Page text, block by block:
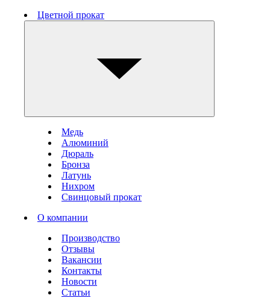
Цветной прокат
Медь
Алюминий
Дюраль
Бронза
Латунь
Нихром
Свинцовый прокат
О компании
Производство
Отзывы
Вакансии
Контакты
Новости
Статьи